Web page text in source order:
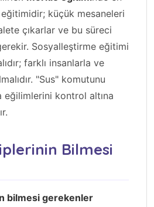
eğitimidir; küçük mesaneleri
çıkarlar ve bu süreci
Sosyalleştirme eğitimi
farklı insanlarla ve
"Sus" komutunu
kontrol altına
Bilmesi
bilmesi gerekenler